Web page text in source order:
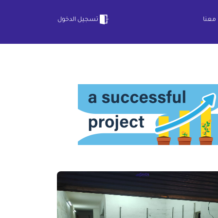
تسجيل الدخول